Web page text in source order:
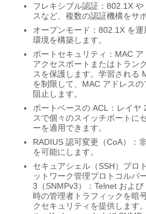
フレキシブル認証：802.1X
スなど、複数の認証機構をサ
オープンモード：802.1X を
環境を構築します。
ポートセキュリティ：MAC
アクセスポートまたはトラン
スを保護します。学習される
を制限して、MAC アドレス
阻止します。
ポートベースの ACL：レイヤ
スで個々のスイッチポートに
ーを適用できます。
RADIUS 認可変更（CoA）：
を可能にします。
セキュアシェル（SSH）プロ
ットワーク管理プロトコルバ
3（SNMPv3）：Telnet およ
時の管理者トラフィックを暗
クセキュリティを提供します